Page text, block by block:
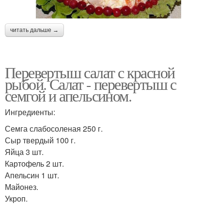
читать дальше →
Перевертыш салат с красной
рыбой. Салат - перевертыш с
семгой и апельсином.
Ингредиенты:
Семга слабосоленая 250 г.
Сыр твердый 100 г.
Яйца 3 шт.
Картофель 2 шт.
Апельсин 1 шт.
Майонез.
Укроп.